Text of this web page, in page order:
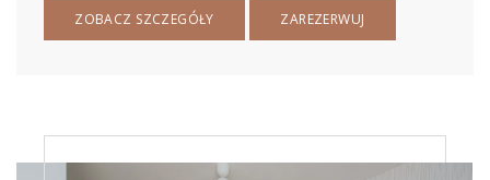
ZOBACZ SZCZEGÓŁY ZAREZERWUJ